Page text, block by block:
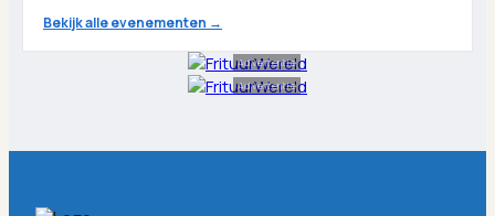
Bekijk alle evenementen →
Advertentie
Advertentie